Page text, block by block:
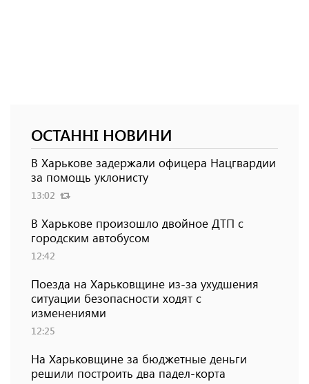
ОСТАННІ НОВИНИ
В Харькове задержали офицера Нацгвардии
за помощь уклонисту
13:02
В Харькове произошло двойное ДТП с
городским автобусом
12:42
Поезда на Харьковщине из-за ухудшения
ситуации безопасности ходят с
изменениями
12:25
На Харьковщине за бюджетные деньги
решили построить два падел-корта